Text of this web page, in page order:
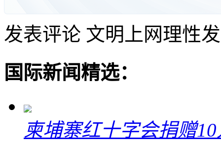
发表评论 文明上网理性
国际新闻精选：
柬埔寨红十字会捐赠